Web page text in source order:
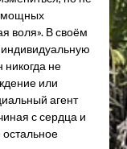
мощных
воля». В своём
никогда не
или
агент
с сердца и